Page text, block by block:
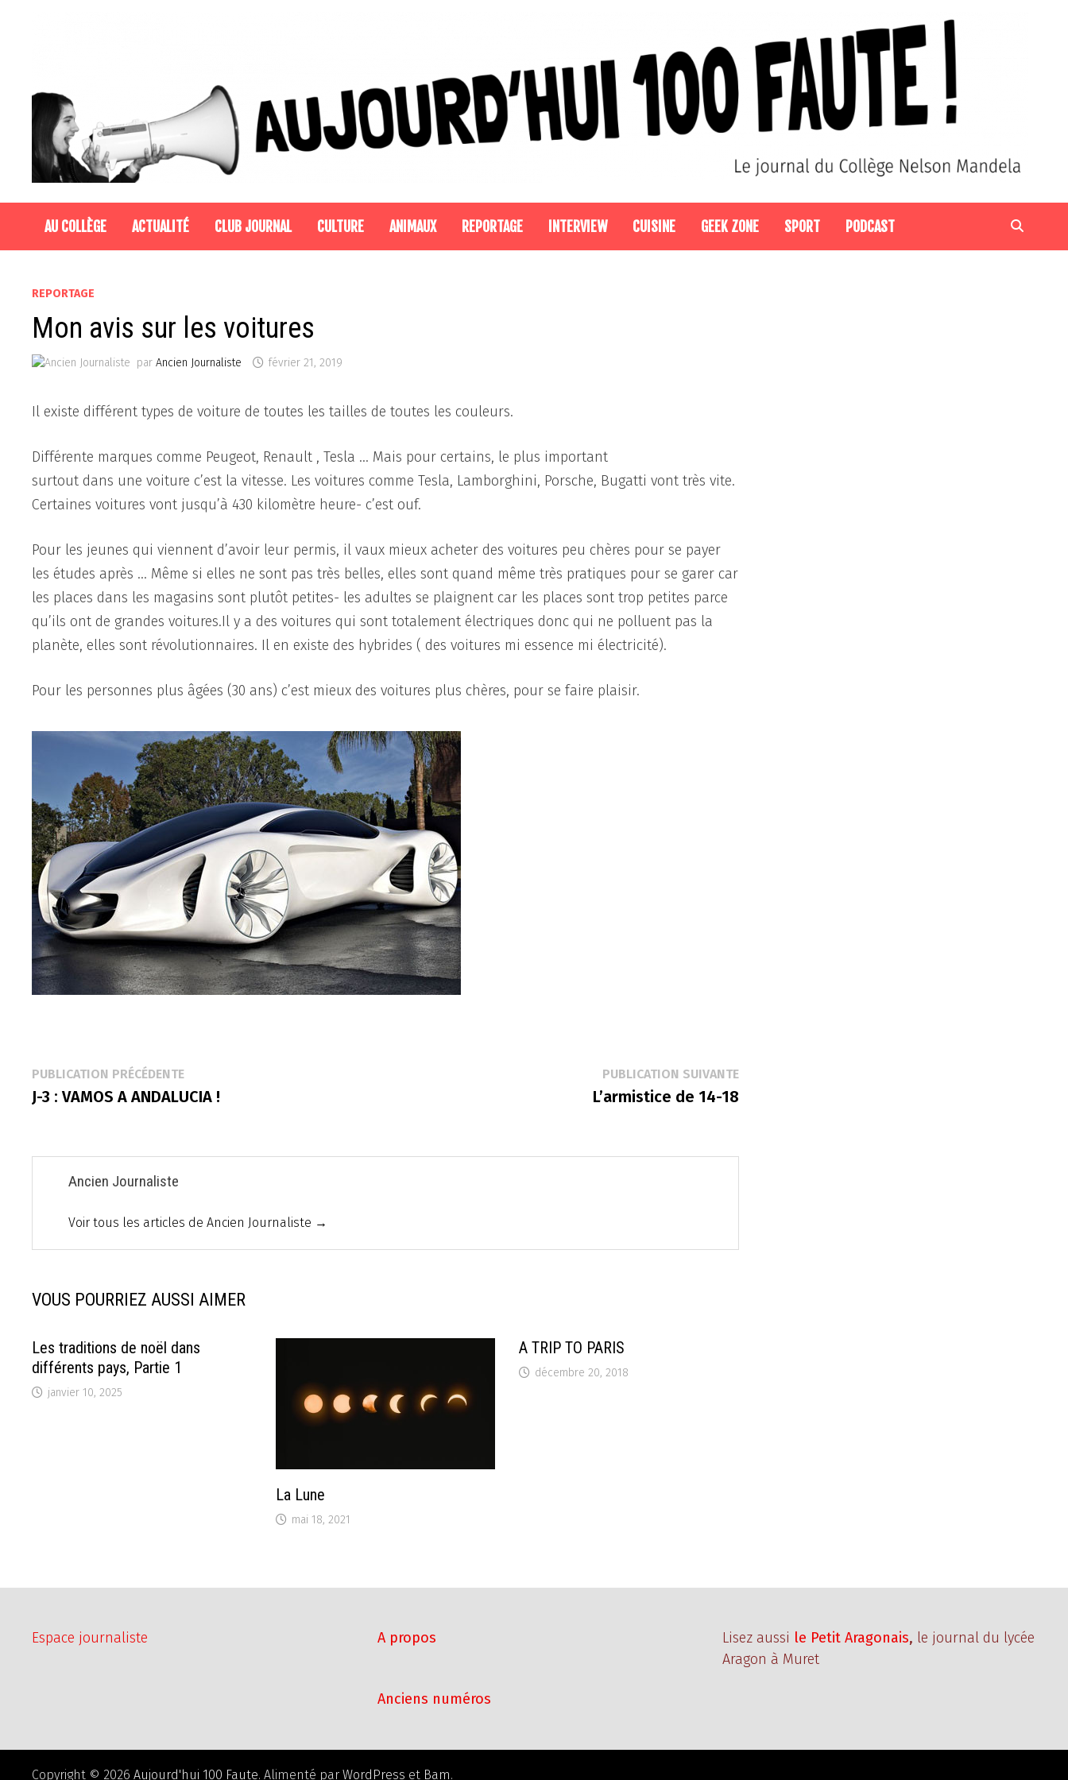
AU COLLÈGE ACTUALITÉ CLUB JOURNAL CULTURE ANIMAUX REPORTAGE INTERVIEW CUISINE GEEK ZONE SPORT PODCAST
REPORTAGE
Mon avis sur les voitures
parAncien Journaliste février 21, 2019
Il existe différent types de voiture de toutes les tailles de toutes les couleurs.
Différente marques comme Peugeot, Renault , Tesla … Mais pour certains, le plus important
surtout dans une voiture c’est la vitesse. Les voitures comme Tesla, Lamborghini, Porsche, Bugatti vont très vite.
Certaines voitures vont jusqu’à 430 kilomètre heure- c’est ouf.
Pour les jeunes qui viennent d’avoir leur permis, il vaux mieux acheter des voitures peu chères pour se payer
les études après … Même si elles ne sont pas très belles, elles sont quand même très pratiques pour se garer car
les places dans les magasins sont plutôt petites- les adultes se plaignent car les places sont trop petites parce
qu’ils ont de grandes voitures.Il y a des voitures qui sont totalement électriques donc qui ne polluent pas la
planète, elles sont révolutionnaires. Il en existe des hybrides ( des voitures mi essence mi électricité).
Pour les personnes plus âgées (30 ans) c’est mieux des voitures plus chères, pour se faire plaisir.
Navigation
de
PUBLICATION PRÉCÉDENTEPublication
précédente :
J-3 : VAMOS A ANDALUCIA !
PUBLICATION SUIVANTEPublication
suivante :
L’armistice de 14-18
Ancien Journaliste
Voir tous les articles de Ancien Journaliste →
VOUS POURRIEZ AUSSI AIMER
Les traditions de noël dans
différents pays, Partie 1
janvier 10, 2025
La Lune
mai 18, 2021
A TRIP TO PARIS
décembre 20, 2018
Espace journaliste A propos
Anciens numéros
Lisez aussi le Petit Aragonais, le journal du lycée
Aragon à Muret
Copyright © 2026Aujourd'hui 100 Faute. Alimenté parWordPress et Bam.